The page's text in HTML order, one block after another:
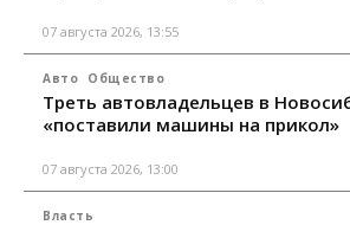
07 августа 2026, 13:55
Авто Общество
Треть автовладельцев в
«поставили машины на прикол»
07 августа 2026, 13:00
Власть